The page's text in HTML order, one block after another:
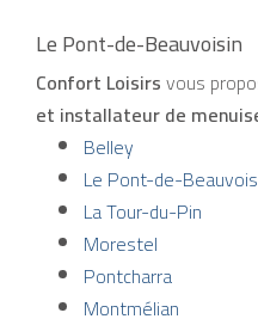
Le Pont-de-Beauvoisin
Confort Loisirsvous
et installateur de
Belley
Le Pont-de-
La Tour-du-Pin
Morestel
Pontcharra
Montmélian